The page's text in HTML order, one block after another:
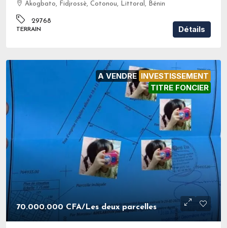
Akogbato, Fidjrossè, Cotonou, Littoral, Bénin
29768
TERRAIN Détails
A VENDRE INVESTISSEMENT
TITRE FONCIER
70.000.000 CFA/Les deux parcelles